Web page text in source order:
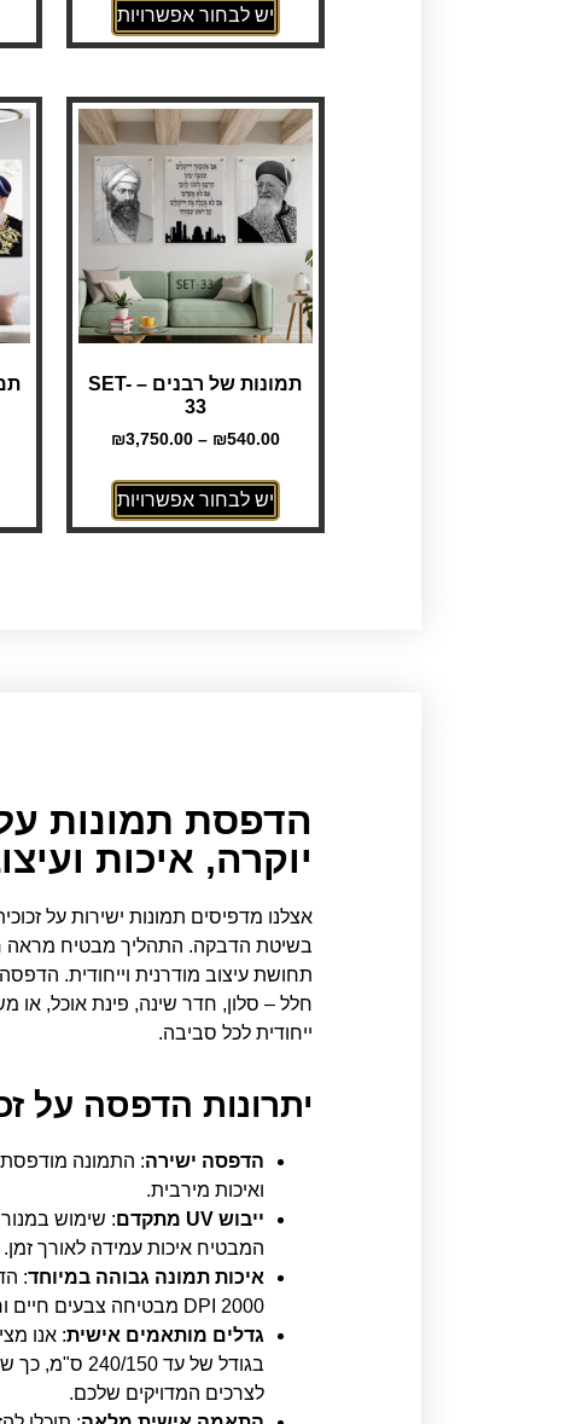
יש לבחור אפשרויות
תמונות של רבנים – SET-
33
₪540.00
–
₪3,750.00
יש לבחור אפשרויות
הדפסת תמונות על
יוקרה, איכות
אצלנו מדפיסים תמונות ישירות על
בשיטת הדבקה. התהליך מבטיח מראה
תחושת עיצוב מודרנית וייחודית.
חלל – סלון, חדר שינה, פינת אוכל, או
ייחודית לכל סביבה.
יתרונות הדפסה על
הדפסה ישירה: התמונה מודפסת
ואיכות מירבית.
ייבוש UV מתקדם
המבטיח איכות עמידה לאורך זמן.
איכות תמונה גבוהה במיוחד:
2000 DPI מבטיחה צבעים חיים וחדות יוצאת דופן.
גדלים מותאמים אישית: אנו
בגודל של עד
לצרכים המדויקים שלכם.